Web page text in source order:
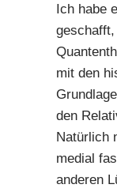
Ich habe
mit den
den
Natürlich
medial
anderen